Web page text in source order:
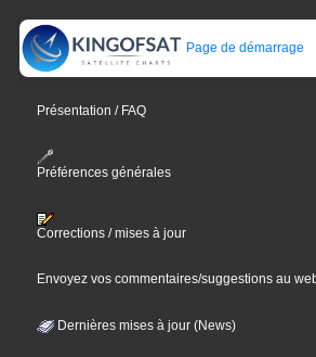
Page de démarrage
Présentation / FAQ
Préférences générales
Corrections / mises à jour
Envoyez vos commentaires/suggestions au
Dernières mises à jour (News)